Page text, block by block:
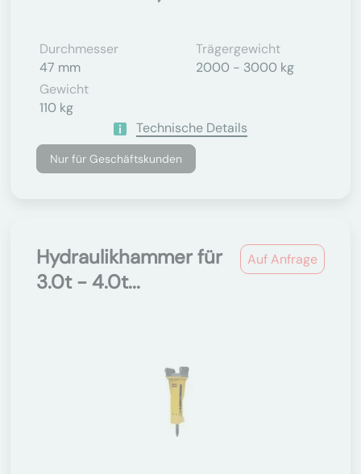
Durchmesser
47 mm
Trägergewicht
2000 - 3000 kg
Gewicht
110 kg
Technische Details
Nur für Geschäftskunden
Auf Anfrage
Hydraulikhammer für
3.0t - 4.0t...